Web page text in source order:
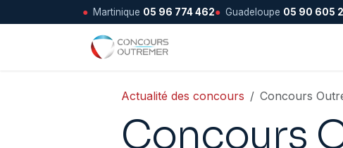
● Martinique 05 96 774 462● Guadeloupe 05 90 605
Se rendre au contenu
Actualité des concours Concours
Concours